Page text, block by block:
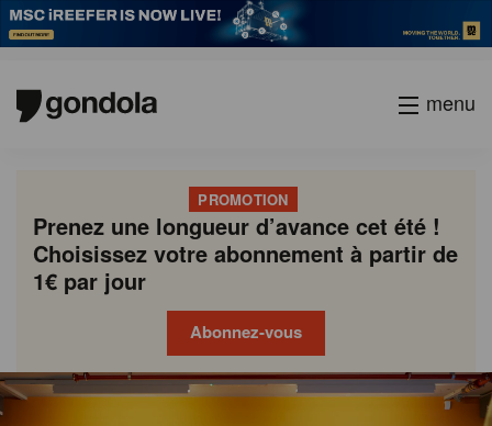
menu
PROMOTION
Prenez une longueur d’avance cet été !
Choisissez votre abonnement à partir de
1€ par jour
Abonnez-vous
Gondola
academy
Gondola
society